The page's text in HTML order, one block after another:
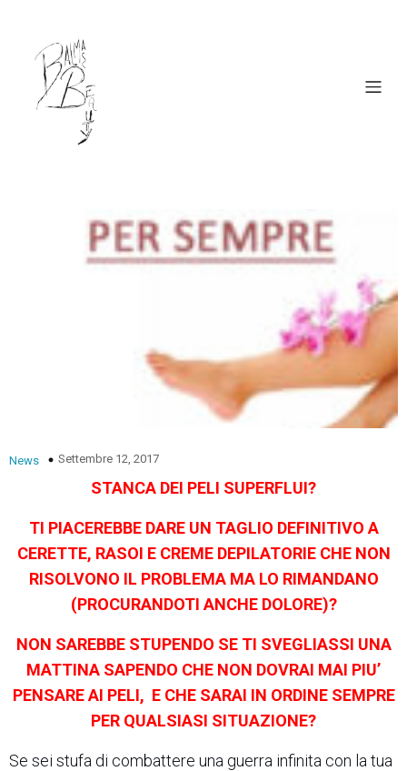
News Settembre 12, 2017
STANCA DEI PELI SUPERFLUI?
TI PIACEREBBE DARE UN TAGLIO DEFINITIVO A
CERETTE, RASOI E CREME DEPILATORIE CHE NON
RISOLVONO IL PROBLEMA MA LO RIMANDANO
(PROCURANDOTI ANCHE DOLORE)?
NON SAREBBE STUPENDO SE TI SVEGLIASSI UNA
MATTINA SAPENDO CHE NON DOVRAI MAI PIU’
PENSARE AI PELI, E CHE SARAI IN ORDINE SEMPRE
PER QUALSIASI SITUAZIONE?
Se sei stufa di combattere una guerra infinita con la tua